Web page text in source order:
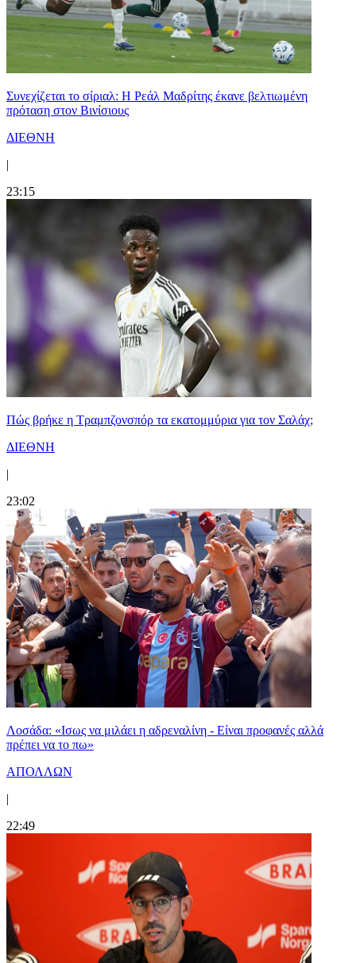
Συνεχίζεται το σίριαλ: Η Ρεάλ Μαδρίτης έκανε βελτιωμένη
πρόταση στον Βινίσιους
ΔΙΕΘΝΗ
|
23:15
Πώς βρήκε η Τραμπζονσπόρ τα εκατομμύρια για τον Σαλάχ;
ΔΙΕΘΝΗ
|
23:02
Λοσάδα: «Ισως να μιλάει η αδρεναλίνη - Είναι προφανές αλλά
πρέπει να το πω»
ΑΠΟΛΛΩΝ
|
22:49